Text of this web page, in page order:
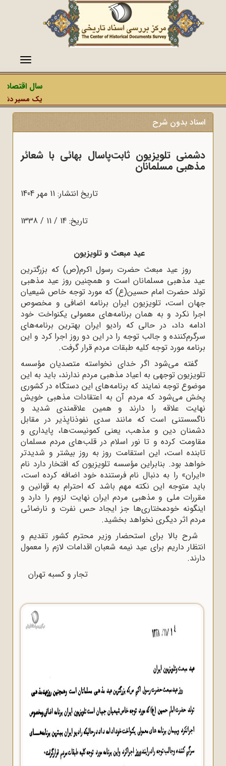
منو
سال
یک مسیر
اسناد بدون شرح
دشمنی تلویزیون ثابت‌پاسال بهائی با شعائر
مذهبی مسلمانان
تاریخ انتشار: 11 مهر 1404
تاریخ: 14 / 11 / 1338
عید مبعث و تلویزیون
روز عید مبعث حضرت رسول اکرم(ص) که بزرگترین
عید مذهبی مسلمانان است و همچنین روز عید مذهبی
تولد حضرت امام حسین(ع) که مورد توجه خاص شیعیان
جهان است، تلویزیون ایران برنامه اضافی و مخصوص
اجرا نکرد و به همان برنامه‌های معمولی یکنواخت خود
ادامه داد، در حالی که رادیو ایران بهترین برنامه‌های
سرگرم‌کننده و جالب توجه را در این دو روز اجرا کرد و این
برنامه مورد توجه کلیه طبقات مردم قرار گرفت.
گفته می‌شود اگر خدای نخواسته متصدیان مؤسسه
تلویزیون توجهی به اعیاد مذهبی مردم ندارند، باید به این
موضوع توجه نمایند که برنامه‌های این دستگاه در کشوری
پخش می‌شود که مردم آن به اعتقادات مذهبی خویش
نهایت علاقه را دارند و همین علاقمندی شدید و
ناگسستنی است که مانند سدی نفوذناپذیر در مقابل
دشمنان دین و مذهب، یعنی کمونیست‌ها، پایداری و
مقاومت کرده و تا نور اسلام در قلب‌های مردم مسلمان
تابنده است، این استقامت روز به روز بیشتر و شدیدتر
خواهد بود. بنابراین مؤسسه تلویزیون که افتخار دارد نام
«‌ایران‌» را به دنبال نام فرستنده خود اضافه کرده است،
باید متوجه این نکته مهم باشد که احترام به قوانین و
مقررات ملی و مذهبی مردم ایران نهایت لزوم را دارد و
اینگونه خودمختاری‌ها جز ایجاد حس نفرت و نارضائی
مردم اثر دیگری نخواهد بخشید.
شرح بالا برای استحضار وزیر محترم کشور تقدیم و
انتظار داریم برای عید نیمه شعبان اقدامات لازم را معمول
دارند.
تجار و کسبه تهران